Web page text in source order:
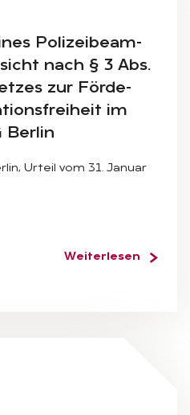
Po­li­zei­be­am­
nach § 3 Abs.
zur För­de­
im
Ber­lin
Urteil vom 31. Januar
Weiterlesen